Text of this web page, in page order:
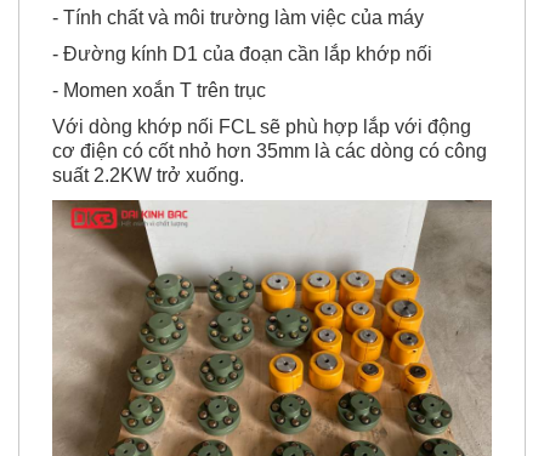
- Tính chất và môi trường làm việc của máy
- Đường kính D1 của đoạn cần lắp khớp nối
- Momen xoắn T trên trục
Với dòng khớp nối FCL sẽ phù hợp lắp với động
cơ điện có cốt nhỏ hơn 35mm là các dòng có công
suất 2.2KW trở xuống.